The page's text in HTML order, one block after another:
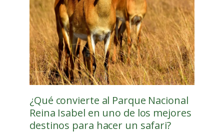
¿Qué convierte al Parque Nacional
Reina Isabel en uno de los mejores
destinos para hacer un safari?